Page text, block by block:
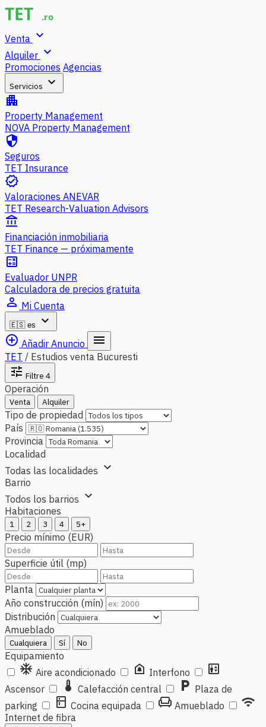
Venta expand_more
Alquiler expand_more
Promociones Agencias
Servicios expand_more
apartment
Property Management
NOVA Property Management
security
Seguros
TET Insurance
verified
Valoraciones ANEVAR
TET Research-Valuation Advisors
account_balance
Financiación inmobiliaria
TET Finance — próximamente
calculate
Evaluador UNPR
Calculadora de precios gratuita
person_outline Mi Cuenta
🇪🇸 es
expand_more
add_circle_outline Añadir Anuncio menu
TET / Estudios venta Bucuresti
tune Filtre 4
Operación
Venta Alquiler
Tipo de propiedad
País
Provincia
Localidad
Todas las localidades expand_more
Barrio
Todos los barrios expand_more
Habitaciones
1 2 3 4 5+
Precio mínimo (EUR)
Superficie útil (mp)
Planta
Año construcción (mín)
Distribución
Amueblado
Cualquiera Sí No
Equipamiento
ac_unit Aire acondicionado doorbell Interfono elevator
Ascensor thermostat Calefacción central local_parking Plaza de
parking
kitchen Cocina equipada chair Amueblado wifi
Internet de fibra